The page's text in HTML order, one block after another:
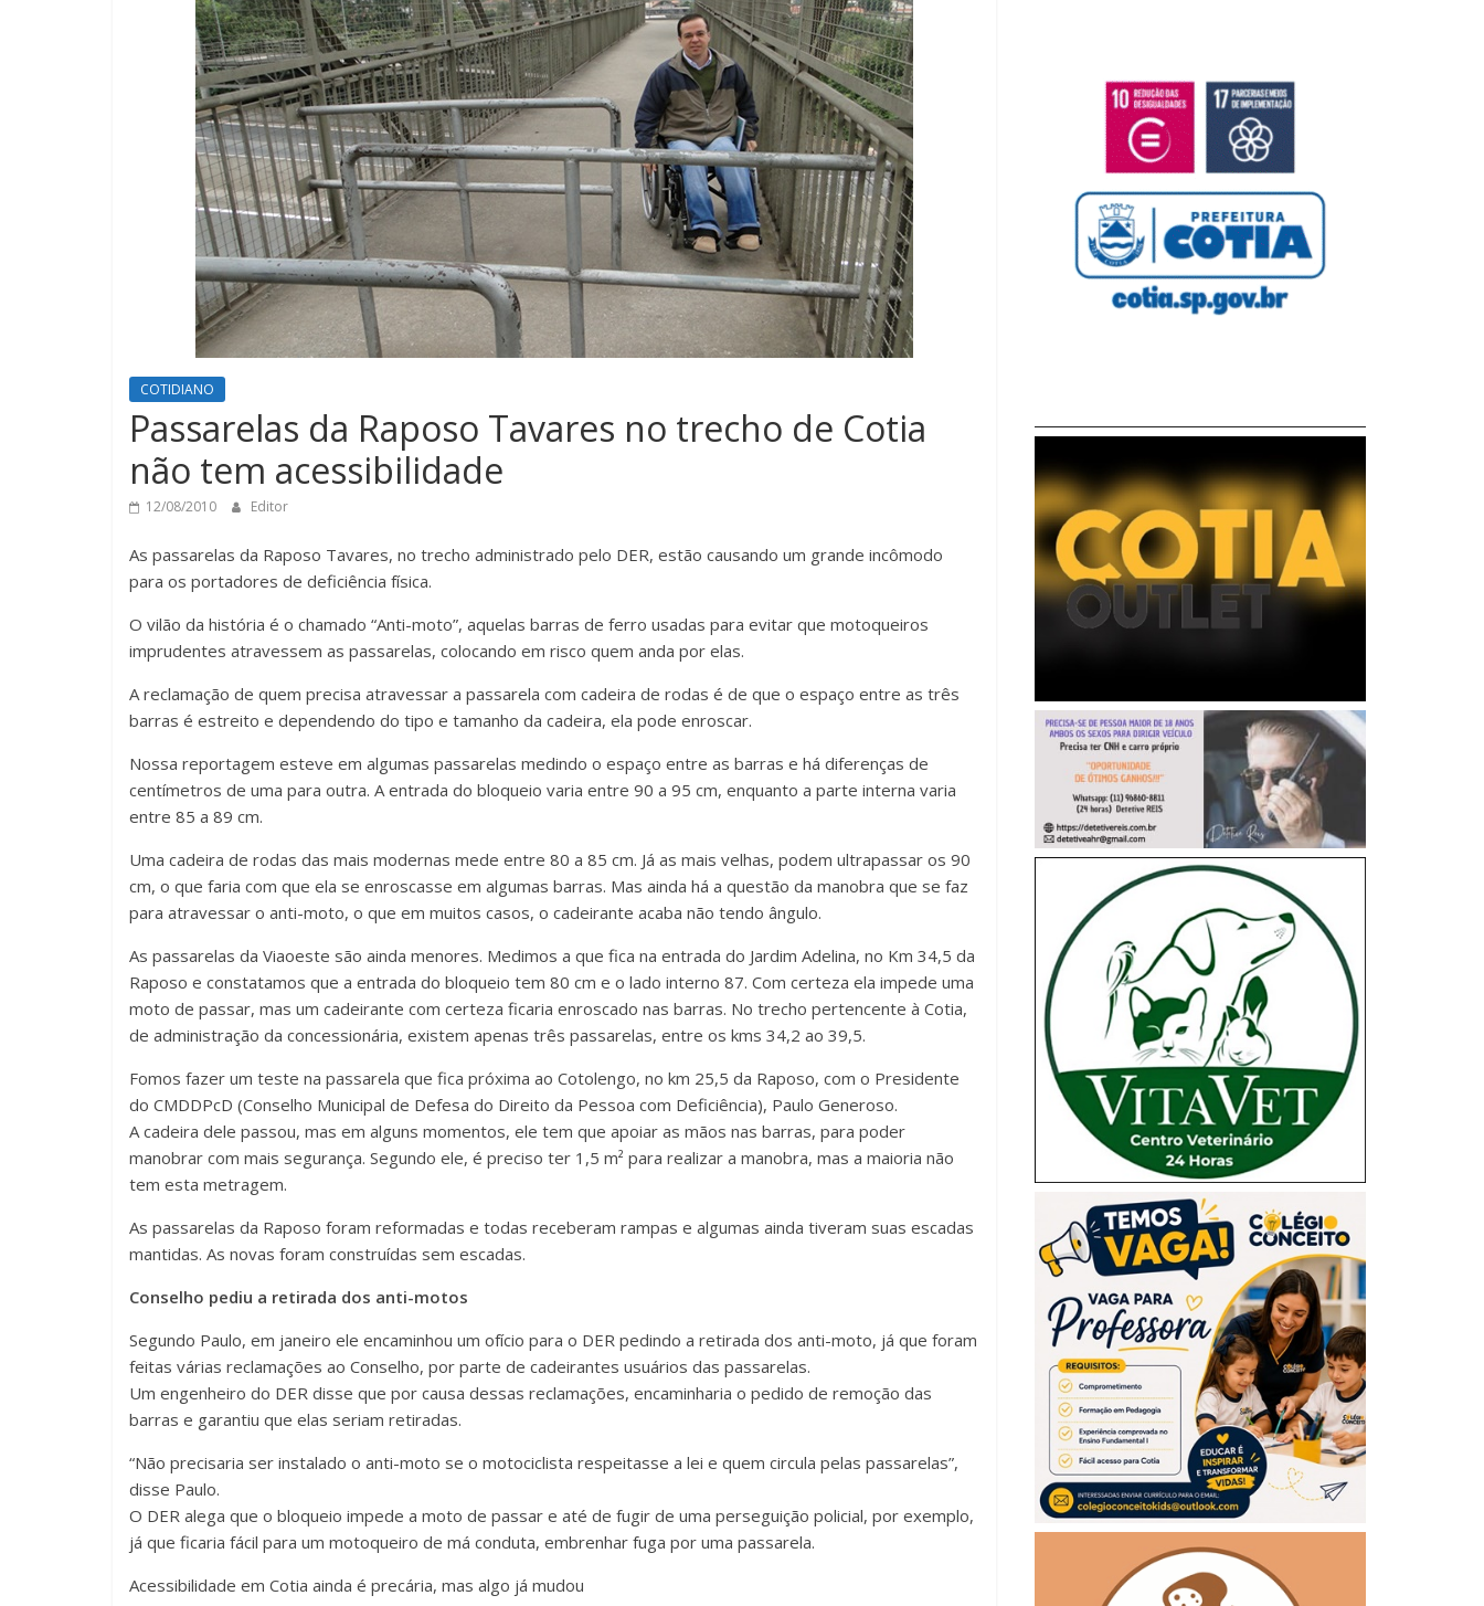
COTIDIANO
Passarelas da Raposo Tavares no trecho de Cotia
não tem acessibilidade
12/08/2010 Editor
As passarelas da Raposo Tavares, no trecho administrado pelo DER, estão causando um grande incômodo
para os portadores de deficiência física.
O vilão da história é o chamado “Anti-moto”, aquelas barras de ferro usadas para evitar que motoqueiros
imprudentes atravessem as passarelas, colocando em risco quem anda por elas.
A reclamação de quem precisa atravessar a passarela com cadeira de rodas é de que o espaço entre as três
barras é estreito e dependendo do tipo e tamanho da cadeira, ela pode enroscar.
Nossa reportagem esteve em algumas passarelas medindo o espaço entre as barras e há diferenças de
centímetros de uma para outra. A entrada do bloqueio varia entre 90 a 95 cm, enquanto a parte interna varia
entre 85 a 89 cm.
Uma cadeira de rodas das mais modernas mede entre 80 a 85 cm. Já as mais velhas, podem ultrapassar os 90
cm, o que faria com que ela se enroscasse em algumas barras. Mas ainda há a questão da manobra que se faz
para atravessar o anti-moto, o que em muitos casos, o cadeirante acaba não tendo ângulo.
As passarelas da Viaoeste são ainda menores. Medimos a que fica na entrada do Jardim Adelina, no Km 34,5 da
Raposo e constatamos que a entrada do bloqueio tem 80 cm e o lado interno 87. Com certeza ela impede uma
moto de passar, mas um cadeirante com certeza ficaria enroscado nas barras. No trecho pertencente à Cotia,
de administração da concessionária, existem apenas três passarelas, entre os kms 34,2 ao 39,5.
Fomos fazer um teste na passarela que fica próxima ao Cotolengo, no km 25,5 da Raposo, com o Presidente
do CMDDPcD (Conselho Municipal de Defesa do Direito da Pessoa com Deficiência), Paulo Generoso.
A cadeira dele passou, mas em alguns momentos, ele tem que apoiar as mãos nas barras, para poder
manobrar com mais segurança. Segundo ele, é preciso ter 1,5 m² para realizar a manobra, mas a maioria não
tem esta metragem.
As passarelas da Raposo foram reformadas e todas receberam rampas e algumas ainda tiveram suas escadas
mantidas. As novas foram construídas sem escadas.
Conselho pediu a retirada dos anti-motos
Segundo Paulo, em janeiro ele encaminhou um ofício para o DER pedindo a retirada dos anti-moto, já que foram
feitas várias reclamações ao Conselho, por parte de cadeirantes usuários das passarelas.
Um engenheiro do DER disse que por causa dessas reclamações, encaminharia o pedido de remoção das
barras e garantiu que elas seriam retiradas.
“Não precisaria ser instalado o anti-moto se o motociclista respeitasse a lei e quem circula pelas passarelas”,
disse Paulo.
O DER alega que o bloqueio impede a moto de passar e até de fugir de uma perseguição policial, por exemplo,
já que ficaria fácil para um motoqueiro de má conduta, embrenhar fuga por uma passarela.
Acessibilidade em Cotia ainda é precária, mas algo já mudou